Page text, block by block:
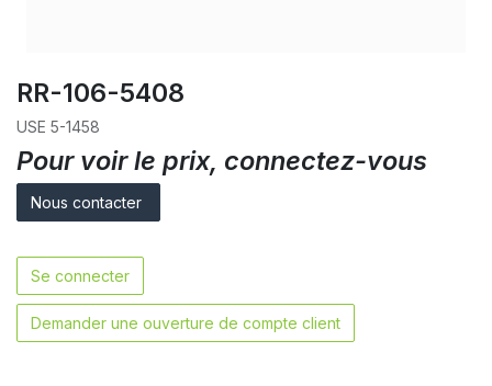
RR-106-5408
USE 5-1458
Pour voir le prix, connectez-vous
Nous contacter
Se connecter
Demander une ouverture de compte client